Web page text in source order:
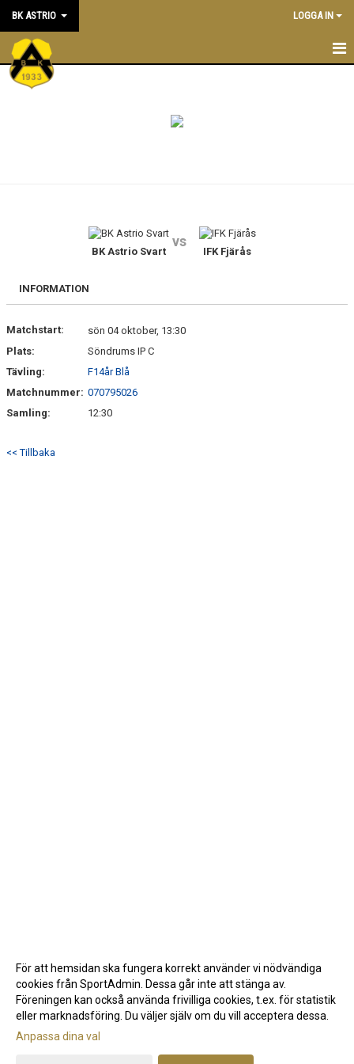
BK ASTRIO LOGGA IN
HEM
BLI MEDLEM
SÖNDRUMS IP
TRYGG I ASTRIO
ASTRIOSHOPEN
BK Astrio Svart
vs
IFK Fjärås
INFORMATION
Matchstart:
sön 04 oktober, 13:30
Plats:
Söndrums IP C
Tävling:
F14år Blå
Matchnummer: 070795026
Samling:
12:30
<< Tillbaka
Gå till Webbversion
För att hemsidan ska fungera korrekt använder vi nödvändiga
cookies från SportAdmin. Dessa går inte att stänga av.
Föreningen kan också använda frivilliga cookies, t.ex. för statistik
eller marknadsföring. Du väljer själv om du vill acceptera dessa.
Anpassa dina val